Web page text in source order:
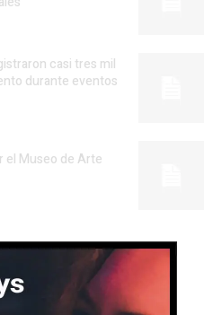
casi tres mil
durante eventos
el Museo de Arte